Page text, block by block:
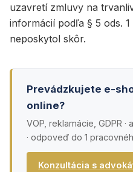
uzavretí zmluvy na
informácií podľa § 5 ods. 1
neposkytol skôr.
Prevádzkujete e-
online?
VOP, reklamácie, GDPR
· odpoveď do 1
Konzultácia s